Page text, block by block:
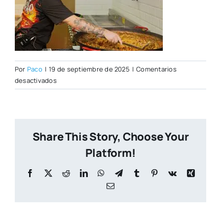
Por Paco | 19 de septiembre de 2025 | Comentarios
desactivadosen
PORTADA
Share This Story, Choose Your
Platform!
Facebook
X RedditLinkedInWhatsApp
TelegramTumblr Pinterest
Vk
Xing
Correo